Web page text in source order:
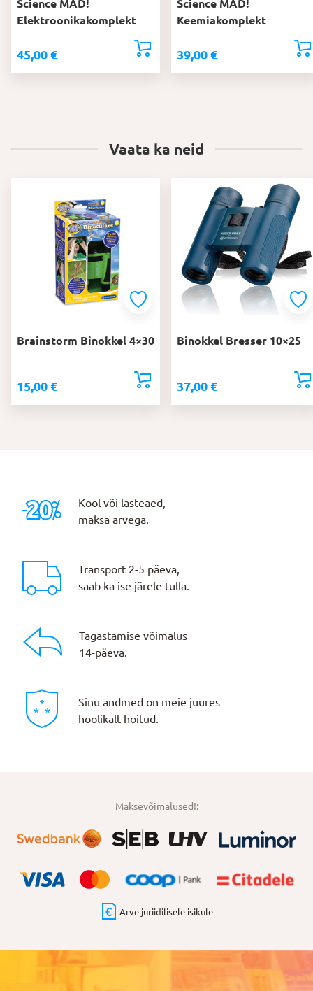
Science MAD!
Elektroonikakomplekt
45,00 €
Science MAD!
Keemiakomplekt
39,00 €
Vaata ka neid
Brainstorm Binokkel 4×30
15,00 €
Binokkel Bresser 10×25
37,00 €
Kool või lasteaed,
maksa arvega.
Transport 2-5 päeva,
saab ka ise järele tulla.
Tagastamise võimalus
14-päeva.
Sinu andmed on meie juures
hoolikalt hoitud.
Maksevõimalused!:
Arve juriidilisele isikule